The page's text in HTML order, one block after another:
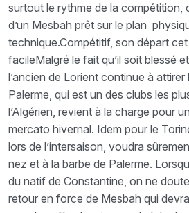
surtout le rythme de la compétition,
d’un Mesbah prêt sur le plan
technique.Compétitif, son départ
facileMalgré le fait qu’il soit blessé
l’ancien de Lorient continue à
Palerme, qui est un des clubs les
l’Algérien, revient à la charge pour
mercato hivernal. Idem pour le
lors de l’intersaison, voudra
nez et à la barbe de Palerme.
du natif de Constantine, on ne
retour en force de Mesbah qui